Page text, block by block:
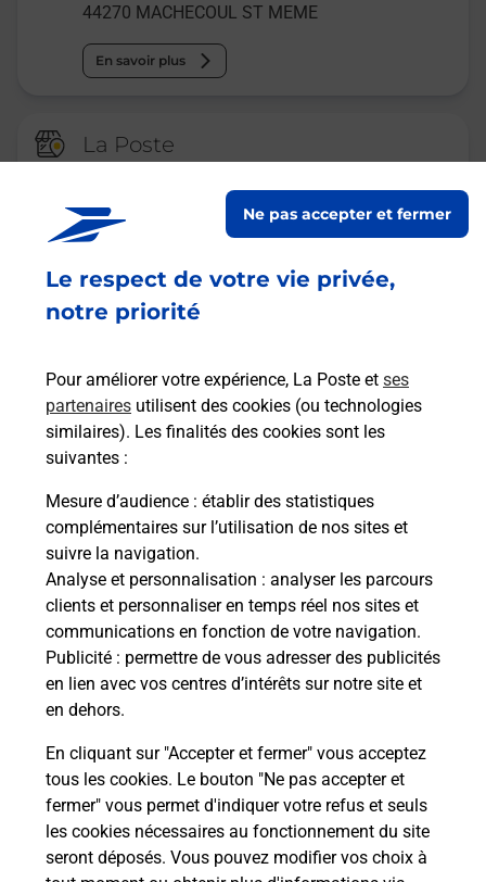
Le respect de votre vie privée,
notre priorité
Pour améliorer votre expérience, La Poste et ses
partenaires utilisent des cookies (ou technologies
similaires). Les finalités des cookies sont les
suivantes :
Mesure d’audience : établir des statistiques
complémentaires sur l’utilisation de nos sites et
suivre la navigation.
Analyse et personnalisation : analyser les parcours
clients et personnaliser en temps réel nos sites et
communications en fonction de votre navigation.
Publicité : permettre de vous adresser des publicités
en lien avec vos centres d’intérêts sur notre site et
en dehors.
En cliquant sur "Accepter et fermer" vous acceptez
tous les cookies. Le bouton "Ne pas accepter et
fermer" vous permet d'indiquer votre refus et seuls
les cookies nécessaires au fonctionnement du site
seront déposés. Vous pouvez modifier vos choix à
Ne pas accepter et fermer
44270 MACHECOUL ST MEME
En savoir plus
La Poste
Fermé
09h00
MACHECOUL
44270 MACHECOUL ST MEME
Malin !
La Poste
en ligne
Ouvert 24h/24
En savoir plus
MACHECOUL
CONSIGNE PICKUP SUPER U MACHECOUL